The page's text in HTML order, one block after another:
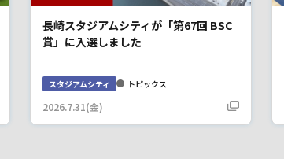
長崎スタジアムシティが「第67回 BSC
賞」に入選しました
スタジアムシティ トピックス
2026.7.31(金)